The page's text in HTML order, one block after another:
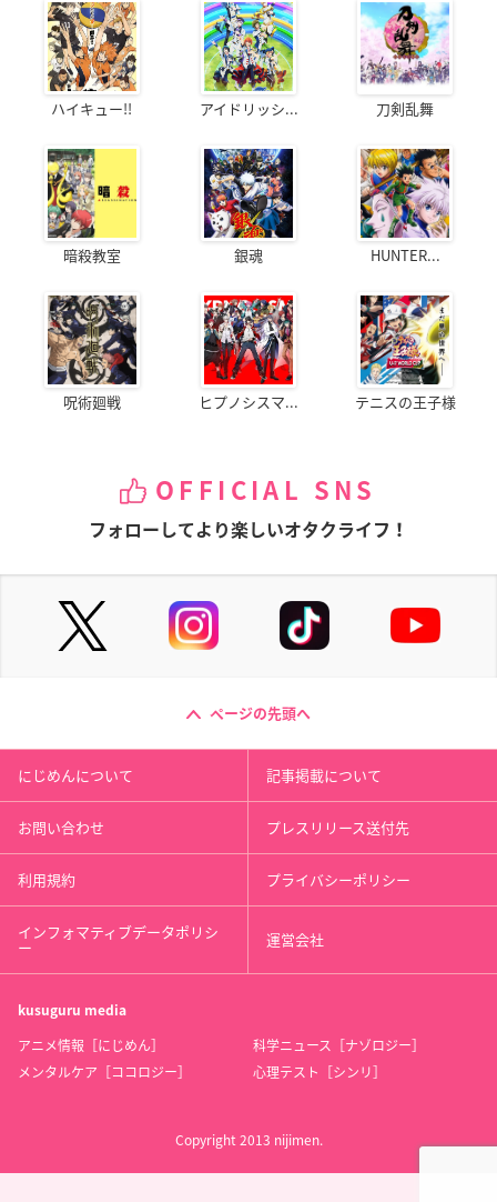
ハイキュー!! アイドリッシ... 刀剣乱舞
暗殺教室 銀魂 HUNTER...
呪術廻戦 ヒプノシスマ... テニスの王子様
OFFICIAL SNS
フォローしてより楽しいオタクライフ！
ページの先頭へ
にじめんについて 記事掲載について
お問い合わせ プレスリリース送付先
利用規約 プライバシーポリシー
インフォマティブデータポリシ
ー 運営会社
kusuguru media
アニメ情報［にじめん］
科学ニュース［ナゾロジー］
メンタルケア［ココロジー］
心理テスト［シンリ］
Copyright 2013 nijimen.